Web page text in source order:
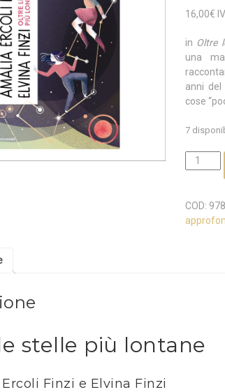
16,00€
in Oltre
una
anni
cose
7
COD:
stelle più lontane
Finzi e Elvina Finzi